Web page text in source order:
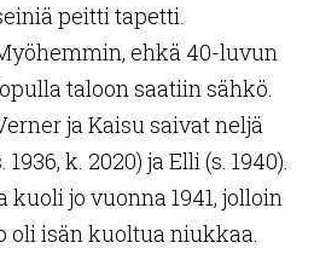
peitti tapetti.
ehkä 40-luvun
taloon saatiin sähkö.
ja Kaisu saivat neljä
k. 2020) ja Elli (s. 1940).
jo vuonna 1941, jolloin
oli isän kuoltua niukkaa.